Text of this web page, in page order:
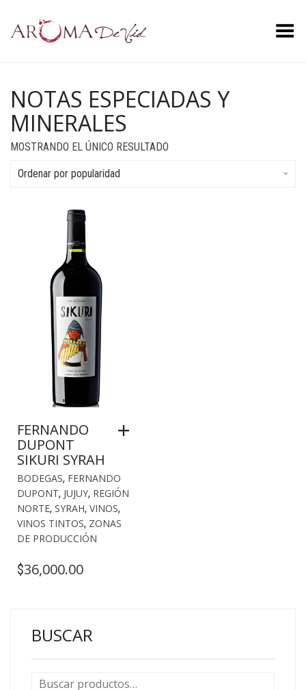
Menú
NOTAS ESPECIADAS Y
MINERALES
MOSTRANDO EL ÚNICO RESULTADO
Ordenar por popularidad
FERNANDO
DUPONT
SIKURI SYRAH
BODEGAS, FERNANDO
DUPONT, JUJUY, REGIÓN
NORTE, SYRAH, VINOS,
VINOS TINTOS, ZONAS
DE PRODUCCIÓN
$36,000.00
BUSCAR